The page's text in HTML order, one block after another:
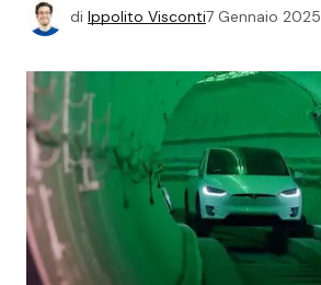
di Ippolito Visconti7 Gennaio 2025